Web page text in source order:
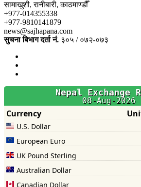
सामाखुशी, रानीबारी, काठमाण्डौँ
+977-014355338
+977-9810141879
news@sajhapana.com
सुचना बिभाग दर्ता नं. ३०५ / ०७२-०७३